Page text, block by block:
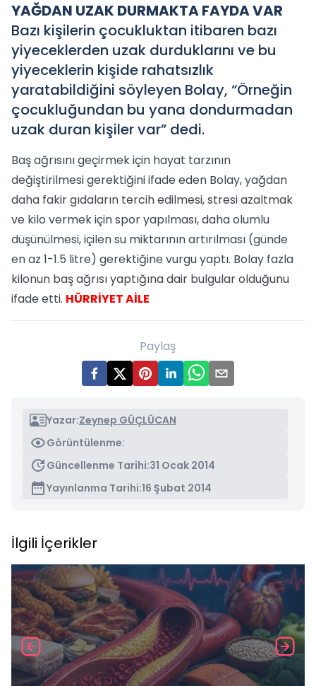
YAĞDAN UZAK DURMAKTA FAYDA VAR
Bazı kişilerin çocukluktan itibaren bazı
yiyeceklerden uzak durduklarını ve bu
yiyeceklerin kişide rahatsızlık
yaratabildiğini söyleyen Bolay, “Örneğin
çocukluğundan bu yana dondurmadan
uzak duran kişiler var” dedi.
Baş ağrısını geçirmek için hayat tarzının
değiştirilmesi gerektiğini ifade eden Bolay, yağdan
daha fakir gıdaların tercih edilmesi, stresi azaltmak
ve kilo vermek için spor yapılması, daha olumlu
düşünülmesi, içilen su miktarının artırılması (günde
en az 1-1.5 litre) gerektiğine vurgu yaptı. Bolay fazla
kilonun baş ağrısı yaptığına dair bulgular olduğunu
ifade etti. HÜRRİYET AİLE
Paylaş
Yazar:Zeynep GÜÇLÜCAN
Görüntülenme:
Güncellenme Tarihi:31 Ocak 2014
Yayınlanma Tarihi:16 Şubat 2014
İlgili İçerikler